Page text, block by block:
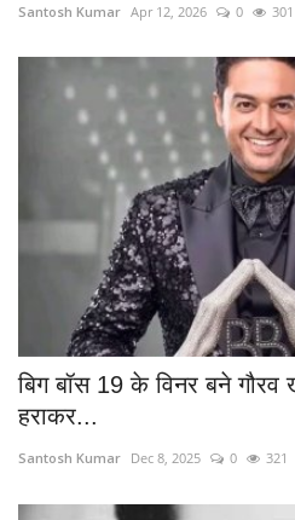
Santosh Kumar Apr 12, 2026 0 301
बिग बॉस 19 के विनर बने गौरव
हराकर...
Santosh Kumar Dec 8, 2025 0 321